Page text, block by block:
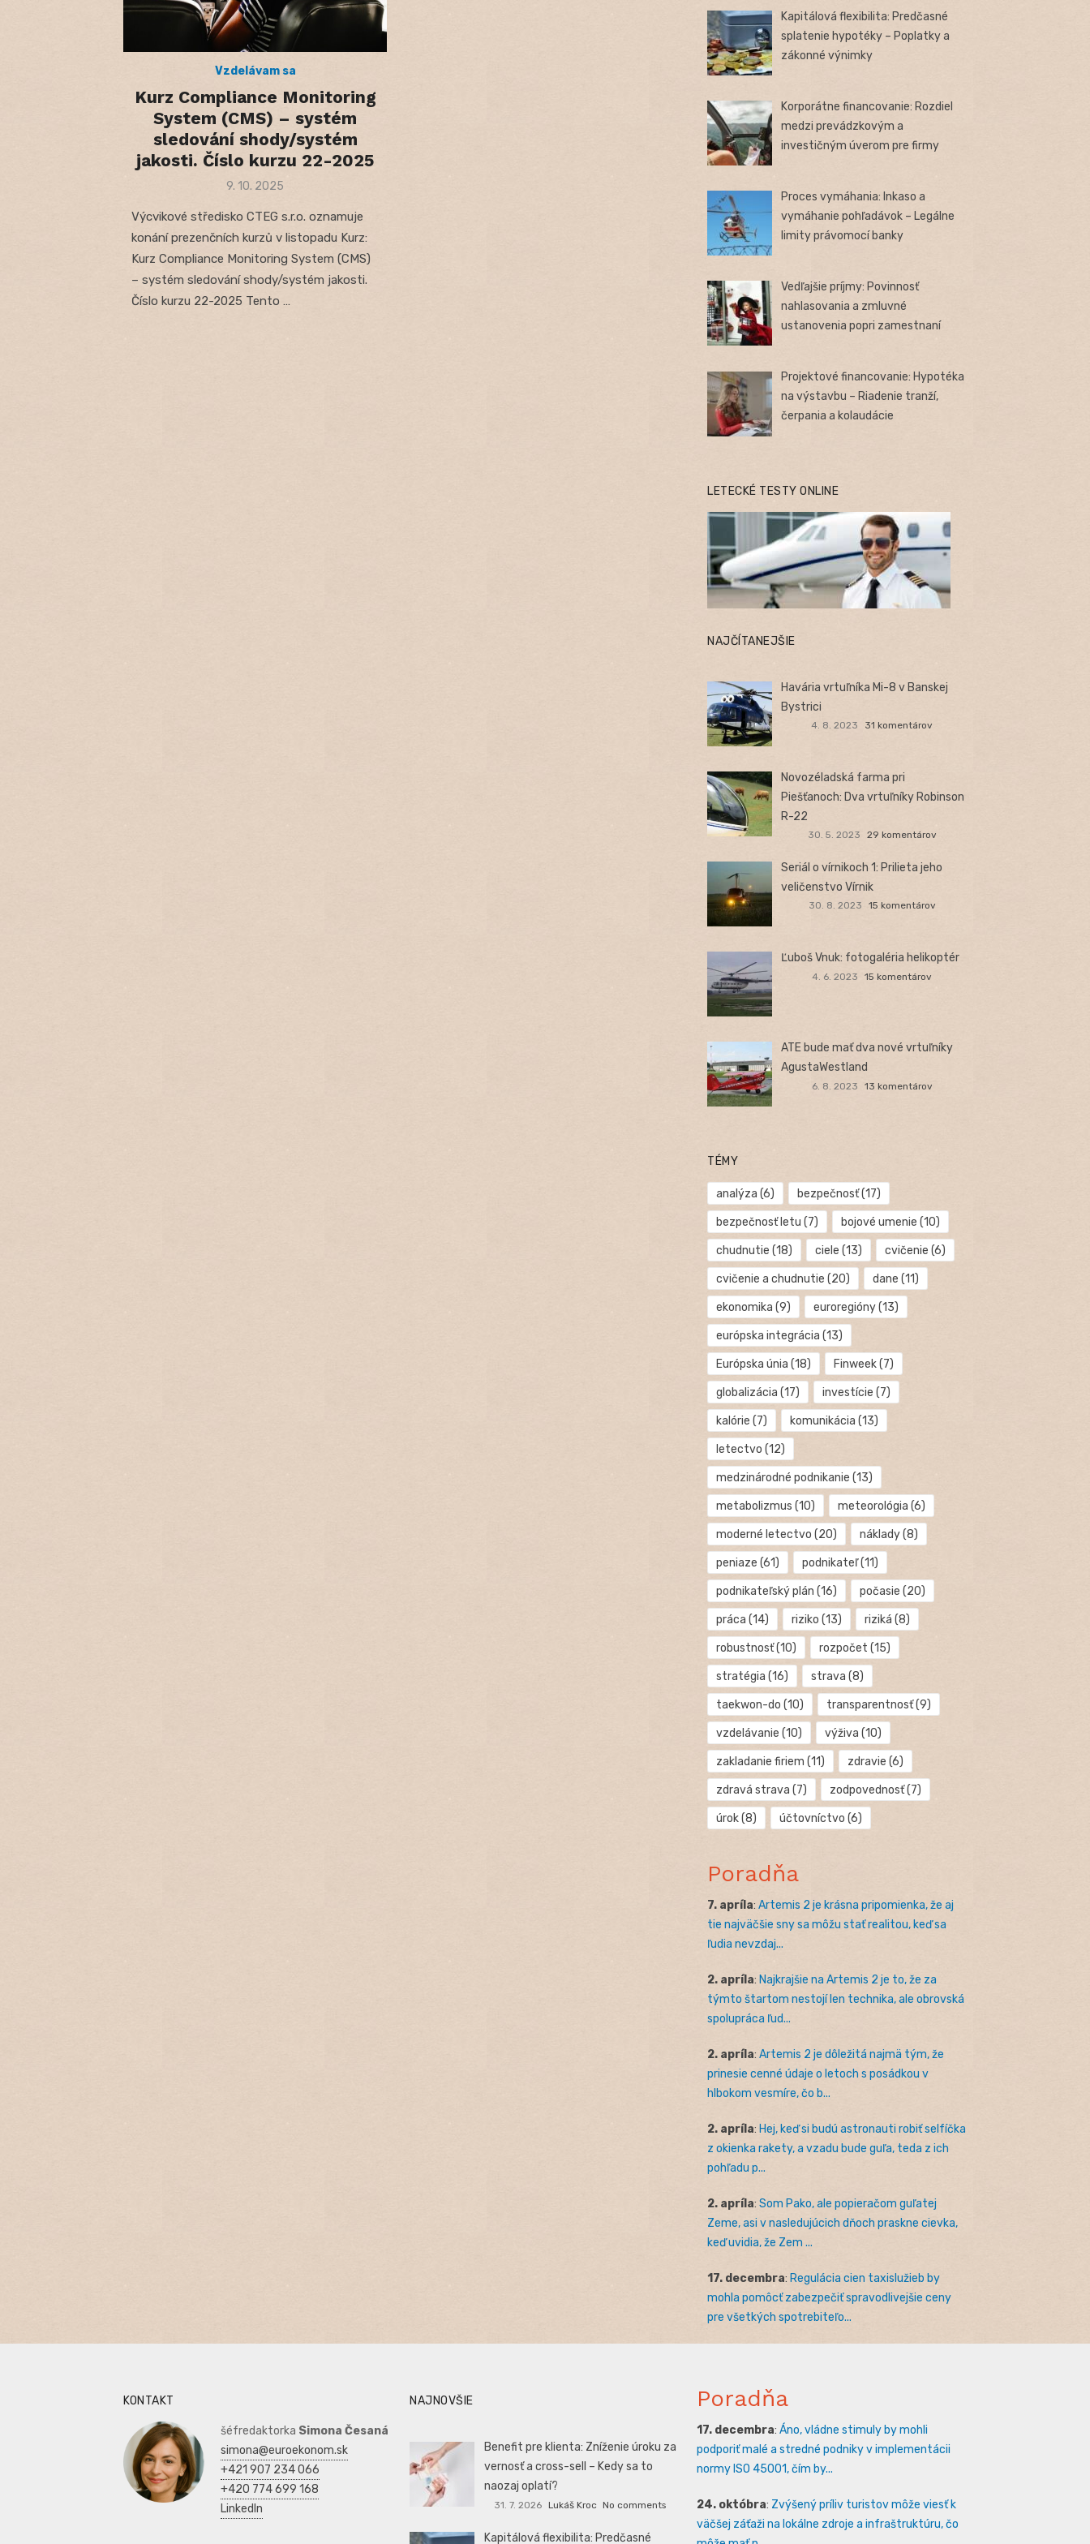
Vzdelávam sa
Kurz Compliance Monitoring
System (CMS) – systém
sledování shody/systém
jakosti. Číslo kurzu 22-2025
Posted
9. 10. 2025
Výcvikové středisko CTEG s.r.o. oznamuje
konání prezenčních kurzů v listopadu Kurz:
Kurz Compliance Monitoring System (CMS)
– systém sledování shody/systém jakosti.
Číslo kurzu 22-2025 Tento …
Kapitálová flexibilita: Predčasné
splatenie hypotéky – Poplatky a
zákonné výnimky
Korporátne financovanie: Rozdiel
medzi prevádzkovým a
investičným úverom pre firmy
Proces vymáhania: Inkaso a
vymáhanie pohľadávok – Legálne
limity právomocí banky
Vedľajšie príjmy: Povinnosť
nahlasovania a zmluvné
ustanovenia popri zamestnaní
Projektové financovanie: Hypotéka
na výstavbu – Riadenie tranží,
čerpania a kolaudácie
LETECKÉ TESTY ONLINE
NAJČÍTANEJŠIE
Havária vrtuľníka Mi-8 v Banskej
Bystrici
4. 8. 2023 31 komentárov
Novozéladská farma pri
Piešťanoch: Dva vrtuľníky Robinson
R-22
30. 5. 2023 29 komentárov
Seriál o vírnikoch 1: Prilieta jeho
veličenstvo Vírnik
30. 8. 2023 15 komentárov
Ľuboš Vnuk: fotogaléria helikoptér
4. 6. 2023 15 komentárov
ATE bude mať dva nové vrtuľníky
AgustaWestland
6. 8. 2023 13 komentárov
TÉMY
analýza (6) bezpečnosť(17)
bezpečnosť letu (7) bojové umenie (10)
chudnutie (18) ciele (13) cvičenie (6)
cvičenie a chudnutie (20) dane (11)
ekonomika (9) euroregióny(13)
európska integrácia (13)
Európska únia (18) Finweek(7)
globalizácia (17) investície (7)
kalórie (7) komunikácia (13)
letectvo (12)
medzinárodné podnikanie (13)
metabolizmus (10) meteorológia (6)
moderné letectvo (20) náklady(8)
peniaze (61) podnikateľ(11)
podnikateľský plán (16) počasie (20)
práca (14) riziko (13) riziká (8)
robustnosť(10) rozpočet (15)
stratégia (16) strava (8)
taekwon-do (10) transparentnosť(9)
vzdelávanie (10) výživa (10)
zakladanie firiem (11) zdravie (6)
zdravá strava (7) zodpovednosť(7)
úrok(8) účtovníctvo (6)
Poradňa
7. apríla: Artemis 2 je krásna pripomienka, že aj
tie najväčšie sny sa môžu stať realitou, keď sa
ľudia nevzdaj...
2. apríla: Najkrajšie na Artemis 2 je to, že za
týmto štartom nestojí len technika, ale obrovská
spolupráca ľud...
2. apríla: Artemis 2 je dôležitá najmä tým, že
prinesie cenné údaje o letoch s posádkou v
hlbokom vesmíre, čo b...
2. apríla: Hej, keď si budú astronauti robiť selfíčka
z okienka rakety, a vzadu bude guľa, teda z ich
pohľadu p...
2. apríla: Som Pako, ale popieračom guľatej
Zeme, asi v nasledujúcich dňoch praskne cievka,
keď uvidia, že Zem ...
17. decembra: Regulácia cien taxislužieb by
mohla pomôcť zabezpečiť spravodlivejšie ceny
pre všetkých spotrebiteľo...
KONTAKT
šéfredaktorka Simona Česaná
simona@euroekonom.sk
+421 907 234 066
+420 774 699 168
LinkedIn
NAJNOVŠIE
Benefit pre klienta: Zníženie úroku za
vernosť a cross-sell – Kedy sa to
naozaj oplatí?
31. 7. 2026 Lukáš Kroc No comments
Kapitálová flexibilita: Predčasné
Poradňa
17. decembra: Áno, vládne stimuly by mohli
podporiť malé a stredné podniky v implementácii
normy ISO 45001, čím by...
24. októbra: Zvýšený príliv turistov môže viesť k
väčšej záťaži na lokálne zdroje a infraštruktúru, čo